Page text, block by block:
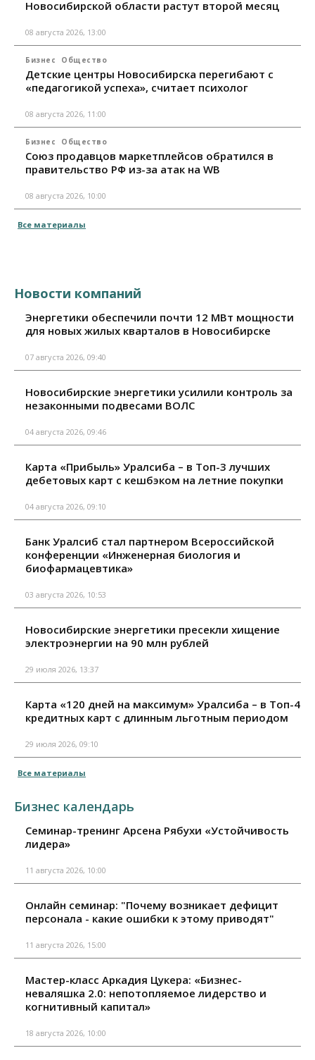
Новосибирской области растут второй месяц
08 августа 2026, 13:00
Бизнес Общество
Детские центры Новосибирска перегибают с
«педагогикой успеха», считает психолог
08 августа 2026, 11:00
Бизнес Общество
Союз продавцов маркетплейсов обратился в
правительство РФ из-за атак на WB
08 августа 2026, 10:00
Все материалы
Новости компаний
Энергетики обеспечили почти 12 МВт мощности
для новых жилых кварталов в Новосибирске
07 августа 2026, 09:40
Новосибирские энергетики усилили контроль за
незаконными подвесами ВОЛС
04 августа 2026, 09:46
Карта «Прибыль» Уралсиба – в Топ-3 лучших
дебетовых карт с кешбэком на летние покупки
04 августа 2026, 09:10
Банк Уралсиб стал партнером Всероссийской
конференции «Инженерная биология и
биофармацевтика»
03 августа 2026, 10:53
Новосибирские энергетики пресекли хищение
электроэнергии на 90 млн рублей
29 июля 2026, 13:37
Карта «120 дней на максимум» Уралсиба – в Топ-4
кредитных карт с длинным льготным периодом
29 июля 2026, 09:10
Все материалы
Бизнес календарь
Семинар-тренинг Арсена Рябухи «Устойчивость
лидера»
11 августа 2026, 10:00
Онлайн семинар: "Почему возникает дефицит
персонала - какие ошибки к этому приводят"
11 августа 2026, 15:00
Мастер-класс Аркадия Цукера: «Бизнес-
неваляшка 2.0: непотопляемое лидерство и
когнитивный капитал»
18 августа 2026, 10:00